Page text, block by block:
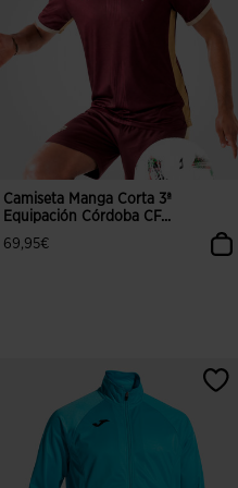
Camiseta Manga Corta 3ª
Equipación Córdoba CF...
69,95€
3,9 sobre 5 de valoración de